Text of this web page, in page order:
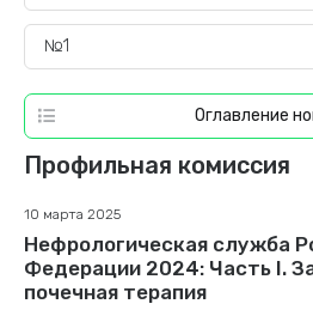
№1
Оглавление
Профильная комиссия
10 марта 2025
Нефрологическая служба
Федерации 2024: Часть I.
почечная терапия